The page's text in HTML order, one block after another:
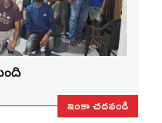
ఇంకా చదవండి